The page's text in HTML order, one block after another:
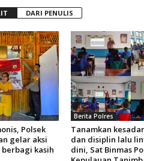
DARI PENULIS
Polsek
gelar aksi
kasih
Berita Polres
Tanamkan
dan disiplin lalu
dini, Sat Binmas